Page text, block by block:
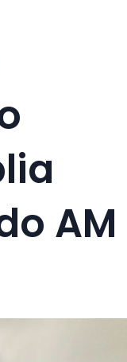
AM